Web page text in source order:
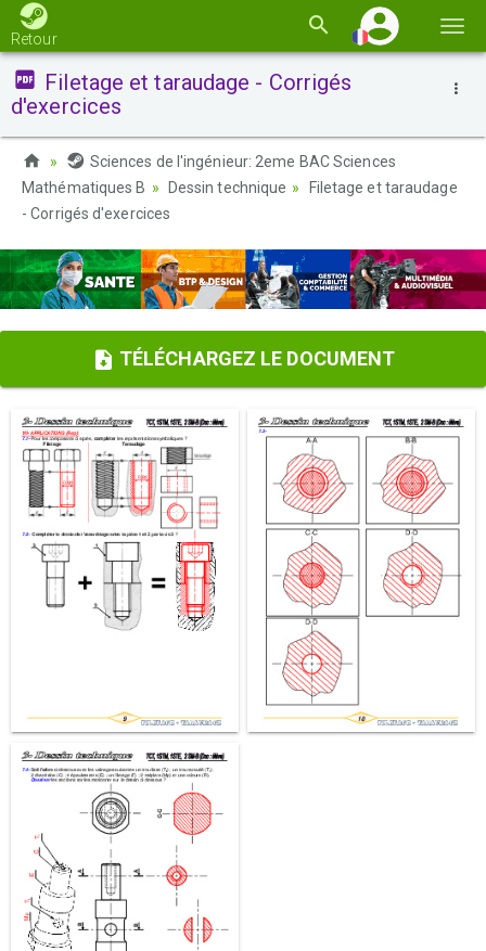
la
Retour
Filetage et taraudage - Corrigés
d'exercices
Sciences de l'ingénieur: 2eme BAC Sciences
Mathématiques B
Dessin technique
Filetage et taraudage
- Corrigés d'exercices
TÉLÉCHARGEZ LE DOCUMENT